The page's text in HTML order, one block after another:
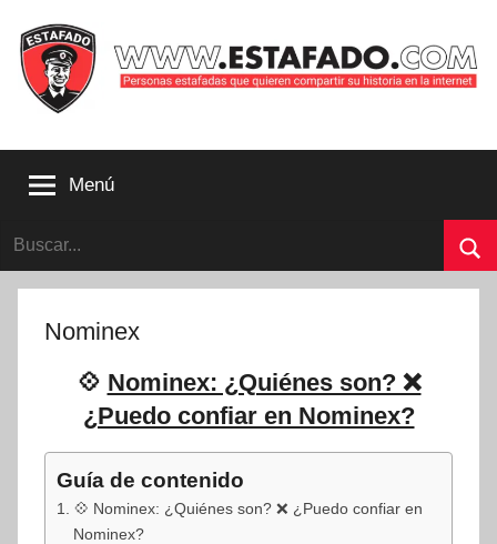
contenido
que
compartir
su
Estafado.com
Menú
Buscar:
Nominex
💠 Nominex: ¿Quiénes son? ❌
¿Puedo confiar en Nominex?
Guía de contenido
💠 Nominex: ¿Quiénes son? ❌ ¿Puedo confiar en
Nominex?